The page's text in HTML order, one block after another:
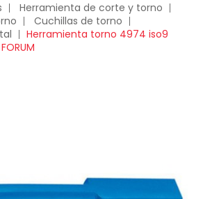
Herramienta de corte y torno
Cuchillas de torno
Herramienta torno 4974 iso9